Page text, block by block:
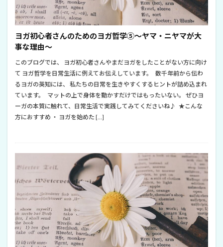
ヨガ初心者さんのためのヨガ哲学⑤～ヤマ・ニヤマが大
事な理由～
このブログでは、 ヨガ初心者さんやまだヨガをしたことがない方に向け
て ヨガ哲学を日常生活に例えてお伝えしています。 数千年前から伝わ
るヨガの英知には、 私たちの日常を生きやすくするヒントが詰め込まれ
ています。 マットの上で身体を動かすだけではもったいない。 ぜひヨ
ーガの本質に触れて、日常生活で実践してみてくださいね♪ ★こんな
方におすすめ ・ ヨガを始めた […]